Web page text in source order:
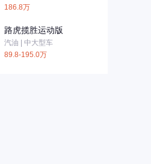
186.8万
路虎揽胜运动版
汽油 | 中大型车
89.8-195.0万